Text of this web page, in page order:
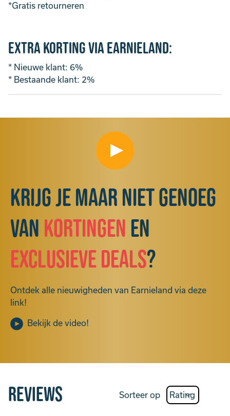
*Gratis retourneren
Extra Korting via Earnieland:
* Nieuwe klant: 6%
* Bestaande klant: 2%
Krijg je maar niet genoeg
van kortingen en
exclusieve deals?
Ontdek alle nieuwigheden van Earnieland via deze
link!
Bekijk de video!
Reviews Sorteer op